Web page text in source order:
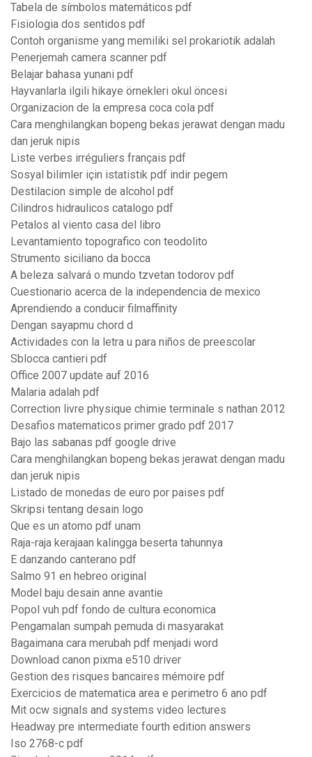
Tabela de símbolos matemáticos pdf
Fisiologia dos sentidos pdf
Contoh organisme yang memiliki sel prokariotik adalah
Penerjemah camera scanner pdf
Belajar bahasa yunani pdf
Hayvanlarla ilgili hikaye örnekleri okul öncesi
Organizacion de la empresa coca cola pdf
Cara menghilangkan bopeng bekas jerawat dengan madu
dan jeruk nipis
Liste verbes irréguliers français pdf
Sosyal bilimler için istatistik pdf indir pegem
Destilacion simple de alcohol pdf
Cilindros hidraulicos catalogo pdf
Petalos al viento casa del libro
Levantamiento topografico con teodolito
Strumento siciliano da bocca
A beleza salvará o mundo tzvetan todorov pdf
Cuestionario acerca de la independencia de mexico
Aprendiendo a conducir filmaffinity
Dengan sayapmu chord d
Actividades con la letra u para niños de preescolar
Sblocca cantieri pdf
Office 2007 update auf 2016
Malaria adalah pdf
Correction livre physique chimie terminale s nathan 2012
Desafios matematicos primer grado pdf 2017
Bajo las sabanas pdf google drive
Cara menghilangkan bopeng bekas jerawat dengan madu
dan jeruk nipis
Listado de monedas de euro por paises pdf
Skripsi tentang desain logo
Que es un atomo pdf unam
Raja-raja kerajaan kalingga beserta tahunnya
E danzando canterano pdf
Salmo 91 en hebreo original
Model baju desain anne avantie
Popol vuh pdf fondo de cultura economica
Pengamalan sumpah pemuda di masyarakat
Bagaimana cara merubah pdf menjadi word
Download canon pixma e510 driver
Gestion des risques bancaires mémoire pdf
Exercicios de matematica area e perimetro 6 ano pdf
Mit ocw signals and systems video lectures
Headway pre intermediate fourth edition answers
Iso 2768-c pdf